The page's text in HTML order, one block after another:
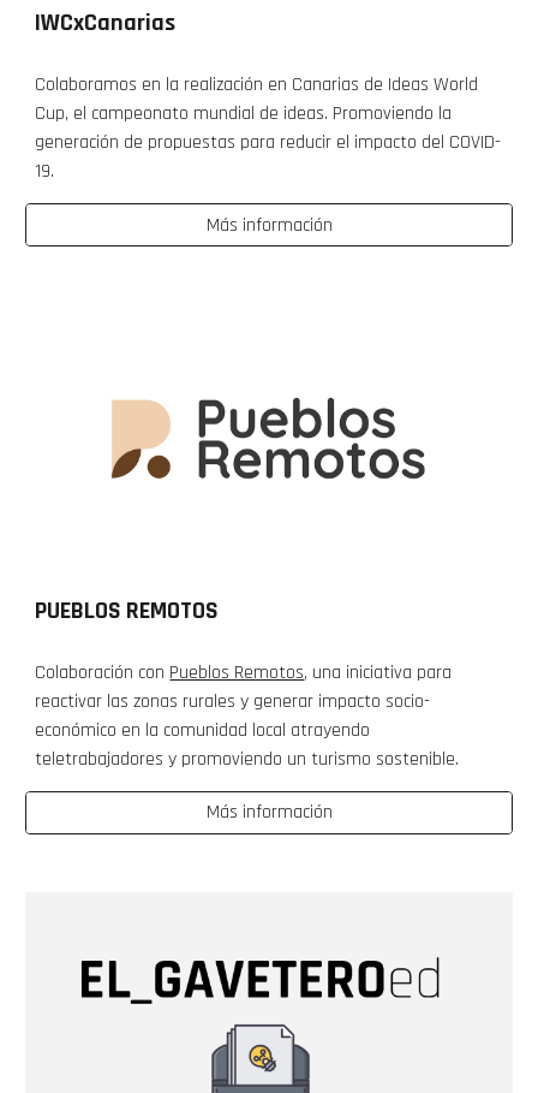
IWCxCanarias
Colaboramos en la realización en Canarias de Ideas World
Cup, el campeonato mundial de ideas. Promoviendo la
generación de propuestas para reducir el impacto del COVID-
19.
Más información
PUEBLOS REMOTOS
Colaboración con Pueblos Remotos, una iniciativa para
reactivar las zonas rurales y generar impacto socio-
económico en la comunidad local atrayendo
teletrabajadores y promoviendo un turismo sostenible.
Más información